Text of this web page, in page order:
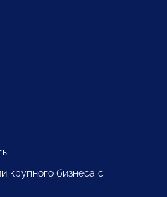
крупного бизнеса с